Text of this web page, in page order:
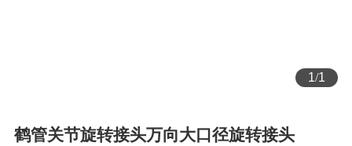
1/1
鹤管关节旋转接头万向大口径旋转接头